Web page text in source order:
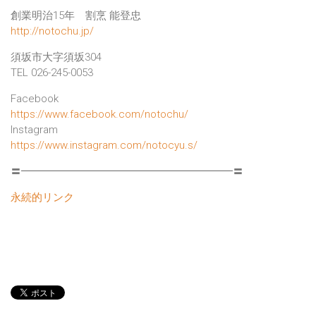
創業明治15年 割烹 能登忠
http://notochu.jp/
須坂市大字須坂304
TEL 026-245-0053
Facebook
https://www.facebook.com/notochu/
Instagram
https://www.instagram.com/notocyu.s/
〓━━━━━━━━━━━━━━━━━━━━〓
永続的リンク